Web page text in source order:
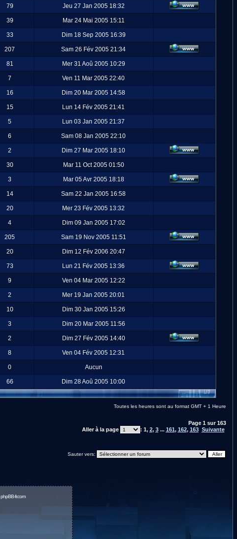
79 Jeu 27 Jan 2005 18:32
39 Mar 24 Mai 2005 15:11
33 Dim 18 Sep 2005 16:39
207 Sam 26 Fév 2005 21:34
81 Mer 31 Aoû 2005 10:29
7 Ven 11 Mar 2005 22:40
16 Dim 20 Mar 2005 14:58
15 Lun 14 Fév 2005 21:41
5 Lun 03 Jan 2005 21:37
6 Sam 08 Jan 2005 22:10
2 Dim 27 Mar 2005 18:10
30 Mar 11 Oct 2005 01:50
3 Mar 05 Avr 2005 18:18
14 Sam 22 Jan 2005 16:58
20 Mer 23 Fév 2005 13:32
4 Dim 09 Jan 2005 17:02
205 Sam 19 Nov 2005 11:51
20 Dim 12 Fév 2006 20:47
73 Lun 21 Fév 2005 13:36
9 Ven 04 Mar 2005 12:22
2 Mer 19 Jan 2005 20:01
10 Dim 30 Jan 2005 15:26
3 Dim 20 Mar 2005 11:56
2 Dim 27 Fév 2005 14:40
8 Ven 04 Fév 2005 12:31
0 Aucun
66 Dim 28 Aoû 2005 10:00
Toutes les heures sont au format GMT + 1 Heure
Page 1sur163
Aller à la page
: 1, 2, 3... 161, 162, 163 Suivante
Sauter vers:
phpBB-fr.com